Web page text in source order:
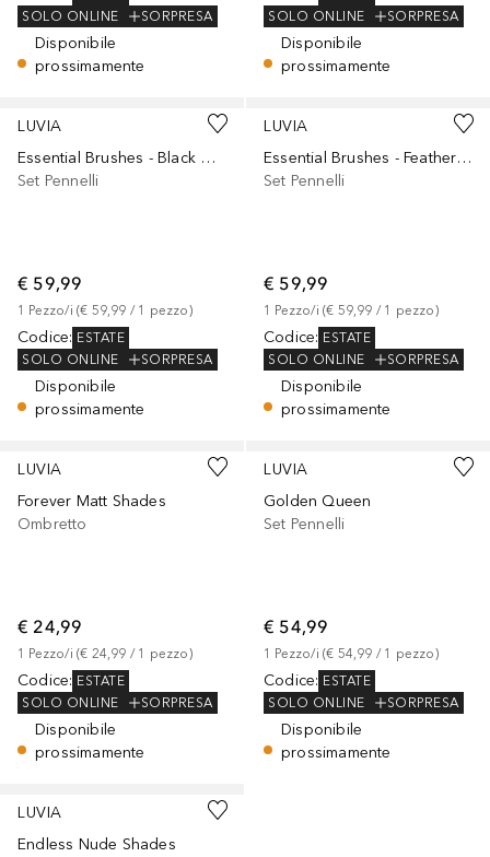
SOLO ONLINE
SORPRESA
Disponibile
prossimamente
SOLO ONLINE
SORPRESA
Disponibile
prossimamente
LUVIA
Essential Brushes - Black Diamond
Set Pennelli
€ 59,99
1 Pezzo/i (€ 59,99 / 1 pezzo)
Codice: ESTATE
SOLO ONLINE
SORPRESA
Disponibile
prossimamente
LUVIA
Essential Brushes - Feather White
Set Pennelli
€ 59,99
1 Pezzo/i (€ 59,99 / 1 pezzo)
Codice: ESTATE
SOLO ONLINE
SORPRESA
Disponibile
prossimamente
LUVIA
Forever Matt Shades
Ombretto
€ 24,99
1 Pezzo/i (€ 24,99 / 1 pezzo)
Codice: ESTATE
SOLO ONLINE
SORPRESA
Disponibile
prossimamente
LUVIA
Golden Queen
Set Pennelli
€ 54,99
1 Pezzo/i (€ 54,99 / 1 pezzo)
Codice: ESTATE
SOLO ONLINE
SORPRESA
Disponibile
prossimamente
LUVIA
Endless Nude Shades